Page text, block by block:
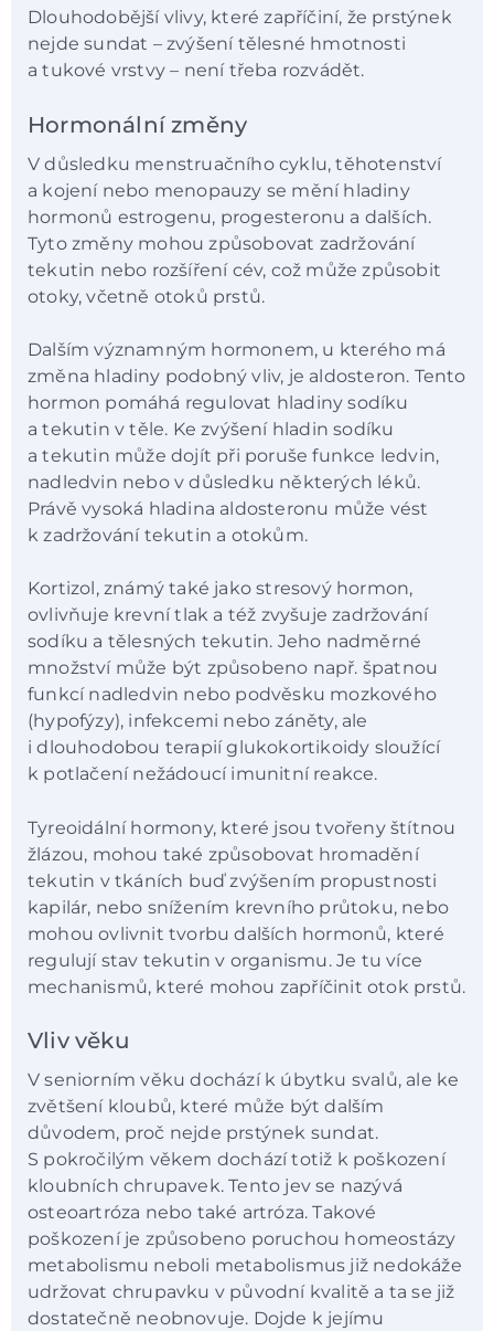
Dlouhodobější vlivy, které zapříčiní, že prstýnek
nejde sundat – zvýšení tělesné hmotnosti
a tukové vrstvy – není třeba rozvádět.
Hormonální změny
V důsledku menstruačního cyklu, těhotenství
a kojení nebo menopauzy se mění hladiny
hormonů estrogenu, progesteronu a dalších.
Tyto změny mohou způsobovat zadržování
tekutin nebo rozšíření cév, což může způsobit
otoky, včetně otoků prstů.
Dalším významným hormonem, u kterého má
změna hladiny podobný vliv, je aldosteron. Tento
hormon pomáhá regulovat hladiny sodíku
a tekutin v těle. Ke zvýšení hladin sodíku
a tekutin může dojít při poruše funkce ledvin,
nadledvin nebo v důsledku některých léků.
Právě vysoká hladina aldosteronu může vést
k zadržování tekutin a otokům.
Kortizol, známý také jako stresový hormon,
ovlivňuje krevní tlak a též zvyšuje zadržování
sodíku a tělesných tekutin. Jeho nadměrné
množství může být způsobeno např. špatnou
funkcí nadledvin nebo podvěsku mozkového
(hypofýzy), infekcemi nebo záněty, ale
i dlouhodobou terapií glukokortikoidy sloužící
k potlačení nežádoucí imunitní reakce.
Tyreoidální hormony, které jsou tvořeny štítnou
žlázou, mohou také způsobovat hromadění
tekutin v tkáních buď zvýšením propustnosti
kapilár, nebo snížením krevního průtoku, nebo
mohou ovlivnit tvorbu dalších hormonů, které
regulují stav tekutin v organismu. Je tu více
mechanismů, které mohou zapříčinit otok prstů.
Vliv věku
V seniorním věku dochází k úbytku svalů, ale ke
zvětšení kloubů, které může být dalším
důvodem, proč nejde prstýnek sundat.
S pokročilým věkem dochází totiž k poškození
kloubních chrupavek. Tento jev se nazývá
osteoartróza nebo také artróza. Takové
poškození je způsobeno poruchou homeostázy
metabolismu neboli metabolismus již nedokáže
udržovat chrupavku v původní kvalitě a ta se již
dostatečně neobnovuje. Dojde k jejímu